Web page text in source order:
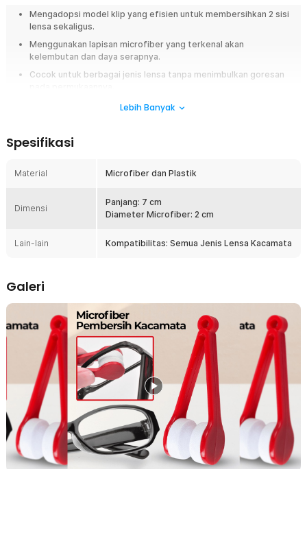
Mengadopsi model klip yang efisien untuk membersihkan 2 sisi
lensa sekaligus.
Menggunakan lapisan microfiber yang terkenal akan
kelembutan dan daya serapnya.
Cocok untuk berbagai jenis lensa tanpa menimbulkan goresan
Sudah pasti tidak menghabiskan ruang penyimpanan dan mudah
Overview
kacamata klip microfiber TVA45. Produk ini mengadopsi desain klip
bersamaan hanya dalam satu gerakan. Bagian pembersih menggunakan
lapisan microfiber lembut yang efektif mengangkat debu, minyak, dan
lebih terkontrol dan mampu menjangkau area lensa yang sulit
dibersihkan, terutama bagian dekat frame. Dengan ukuran yang ringkas
Fitur
Lembut dan Bersih Tanpa Goresan
Bantalan pembersih menggunakan microfiber berkualitas tinggi
dengan serat halus. Material ini efektif menyerap minyak dan
kotoran tanpa merusak permukaan lensa. Aman digunakan untuk
pemakaian rutin tanpa risiko baret.
Model Klip Lebih Terkontrol
Desain klip memungkinkan Anda menjepit lensa dengan presisi dan
tekanan yang seimbang. Proses pembersihan menjadi lebih mudah
dibandingkan kain lap biasa. Anda juga bisa menjangkau bagian
lensa dekat frame yang sering sulit dibersihkan.
Membersihkan 2 Sisi Sekaligus
Lebih Banyak
Spesifikasi
Material Microfiber dan Plastik
Dimensi
Panjang: 7 cm
Diameter Microfiber: 2 cm
Lain-lain Kompatibilitas: Semua Jenis Lensa Kacamata
Galeri